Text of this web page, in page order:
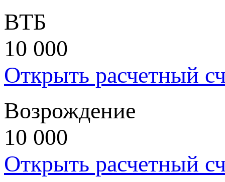
ВТБ
10 000
Открыть расчетный
Возрождение
10 000
Открыть расчетный